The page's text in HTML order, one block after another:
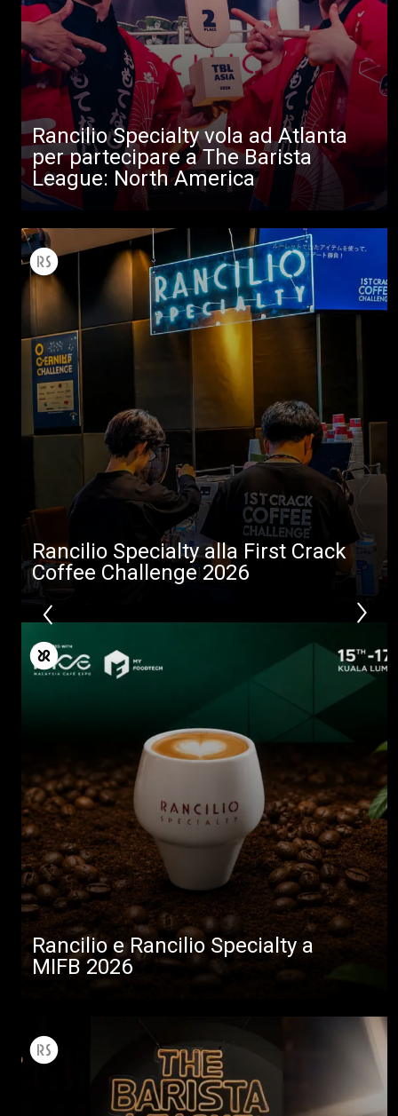
Rancilio Specialty vola ad Atlanta
per partecipare a The Barista
League: North America
Rancilio Specialty alla First Crack
Coffee Challenge 2026
Rancilio e Rancilio Specialty a
MIFB 2026
Tutti
Prodotti
News
Download